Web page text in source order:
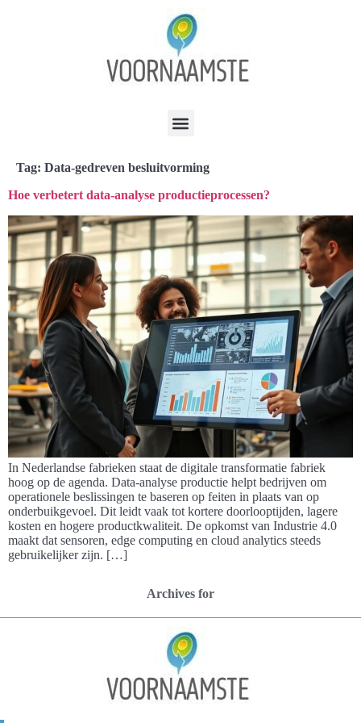
Tag: Data-gedreven besluitvorming
Hoe verbetert data-analyse productieprocessen?
In Nederlandse fabrieken staat de digitale transformatie fabriek
hoog op de agenda. Data-analyse productie helpt bedrijven om
operationele beslissingen te baseren op feiten in plaats van op
onderbuikgevoel. Dit leidt vaak tot kortere doorlooptijden, lagere
kosten en hogere productkwaliteit. De opkomst van Industrie 4.0
maakt dat sensoren, edge computing en cloud analytics steeds
gebruikelijker zijn. […]
Archives for